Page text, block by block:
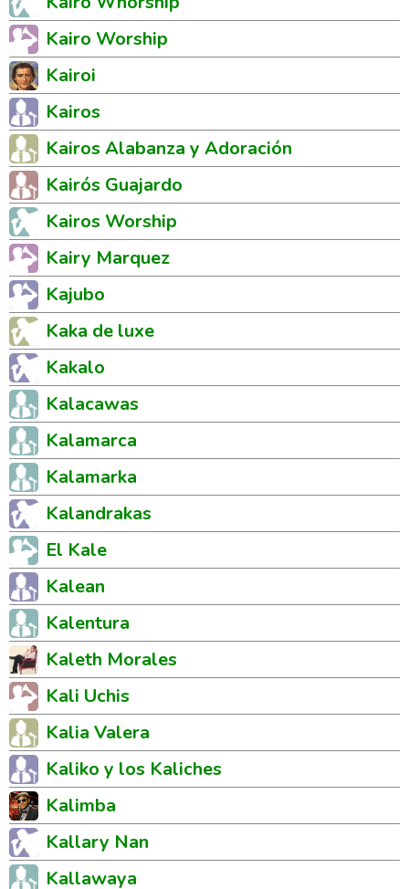
Kairo Worship
Kairoi
Kairos
Kairos Alabanza y Adoración
Kairós Guajardo
Kairos Worship
Kairy Marquez
Kajubo
Kaka de luxe
Kakalo
Kalacawas
Kalamarca
Kalamarka
Kalandrakas
El Kale
Kalean
Kalentura
Kaleth Morales
Kali Uchis
Kalia Valera
Kaliko y los Kaliches
Kalimba
Kallary Nan
Kallawaya